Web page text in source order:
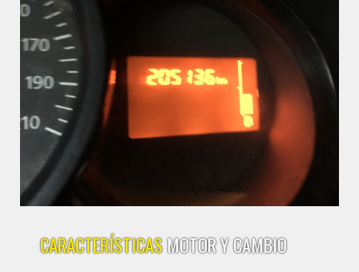
CARACTERÍSTICASMOTOR Y CAMBIO